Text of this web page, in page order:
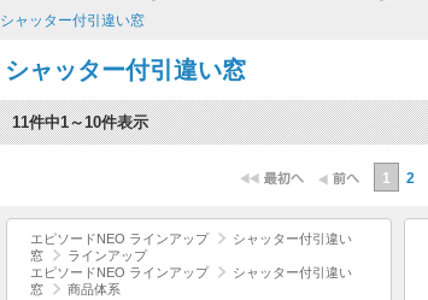
シャッター付引違い窓
シャッター付引違い窓
11件中1～10件表示
1 2
エピソードNEO ラインアップ
シャッター付引違い
窓
ラインアップ
エピソードNEO ラインアップ
シャッター付引違い
窓
商品体系